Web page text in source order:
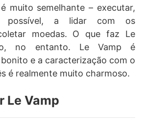
muito semelhante – executar,
possível, a lidar com os
moedas. O que faz Le
no entanto. Le Vamp é
e a caracterização com o
é realmente muito charmoso.
Le Vamp